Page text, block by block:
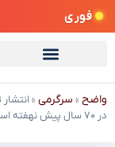
فوری
واضح » سرگرمی »
در ۷۰ سال پیش نهفته است؟ / عکس